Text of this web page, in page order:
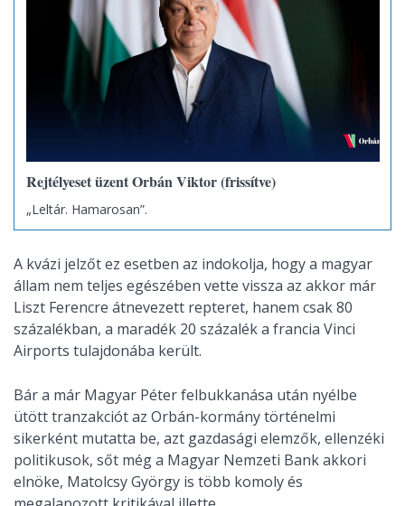
Rejtélyeset üzent Orbán Viktor (frissítve)
„Leltár. Hamarosan”.
A kvázi jelzőt ez esetben az indokolja, hogy a magyar
állam nem teljes egészében vette vissza az akkor már
Liszt Ferencre átnevezett repteret, hanem csak 80
százalékban, a maradék 20 százalék a francia Vinci
Airports tulajdonába került.
Bár a már Magyar Péter felbukkanása után nyélbe
ütött tranzakciót az Orbán-kormány történelmi
sikerként mutatta be, azt gazdasági elemzők, ellenzéki
politikusok, sőt még a Magyar Nemzeti Bank akkori
elnöke, Matolcsy György is több komoly és